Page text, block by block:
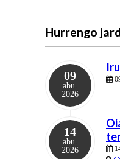
Hurrengo
09
abu.
2026
14
abu.
2026